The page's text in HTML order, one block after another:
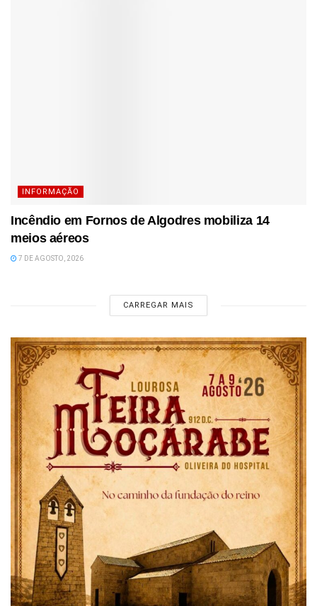
INFORMAÇÃO
Incêndio em Fornos de Algodres mobiliza 14
meios aéreos
7 DE AGOSTO, 2026
CARREGAR MAIS